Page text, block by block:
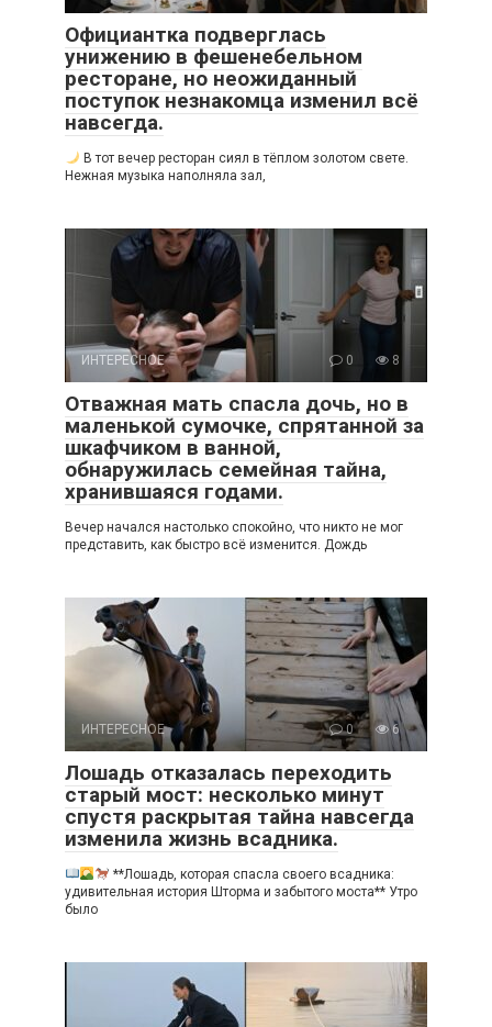
Официантка подверглась
унижению в фешенебельном
ресторане, но неожиданный
поступок незнакомца изменил всё
навсегда.
В тот вечер ресторан сиял в тёплом золотом свете.
Нежная музыка наполняла зал,
ИНТЕРЕСНОЕ 0 8
Отважная мать спасла дочь, но в
маленькой сумочке, спрятанной за
шкафчиком в ванной,
обнаружилась семейная тайна,
хранившаяся годами.
Вечер начался настолько спокойно, что никто не мог
представить, как быстро всё изменится. Дождь
ИНТЕРЕСНОЕ 0 6
Лошадь отказалась переходить
старый мост: несколько минут
спустя раскрытая тайна навсегда
изменила жизнь всадника.
**Лошадь, которая спасла своего всадника:
удивительная история Шторма и забытого моста** Утро
было